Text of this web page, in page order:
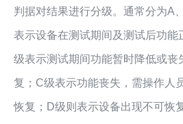
判据对结果进行分级。通常分为A
表示设备在测试期间及测试后功能
级表示测试期间功能暂时降低或丧
复；C级表示功能丧失，需操作人
恢复；D级则表示设备出现不可恢